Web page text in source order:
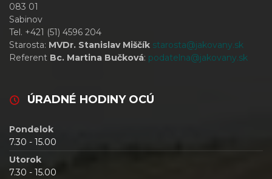
083 01
Sabinov
Tel. +421 (51) 4596 204
Starosta: MVDr. Stanislav Miščík starosta@jakovany.sk
Referent Bc. Martina Bučková: podatelna@jakovany.sk
ÚRADNÉ HODINY OCÚ
Pondelok
7.30 - 15.00
Utorok
7.30 - 15.00